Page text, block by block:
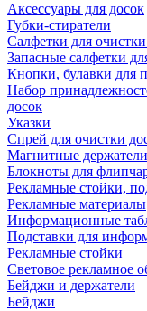
Аксессуары для досок
Губки-стиратели
Салфетки для
Запасные салфетки
Кнопки, булавки для
Набор
досок
Указки
Спрей для очистки
Магнитные
Блокноты для
Рекламные стойки,
Рекламные материалы
Информационные
Подставки для
Рекламные стойки
Световое рекламное
Бейджи и держатели
Бейджи